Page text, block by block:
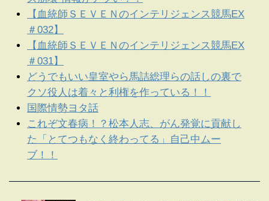
【血統師ＳＥＶＥＮのインテリジェンス競馬EX
＃032】
【血統師ＳＥＶＥＮのインテリジェンス競馬EX
＃031】
どうでもいい皇室やら馬詰総理らの話しの裏で
クソ役人は着々と利権を作っている！！
国際情勢ヨタ話
これぞ文春病！？松本人志、がん発覚に貢献し
た「とてつもなく終わってる」自己中ムー
ブ！！